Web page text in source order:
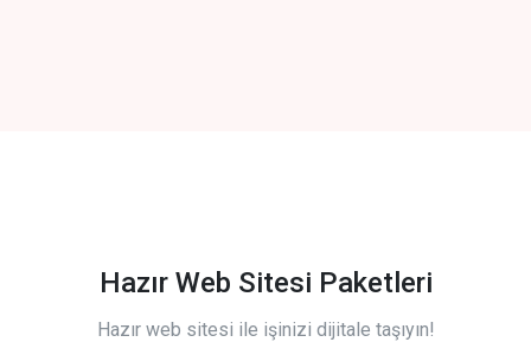
Hazır Web Sitesi Paketleri
Hazır web sitesi ile işinizi dijitale taşıyın!